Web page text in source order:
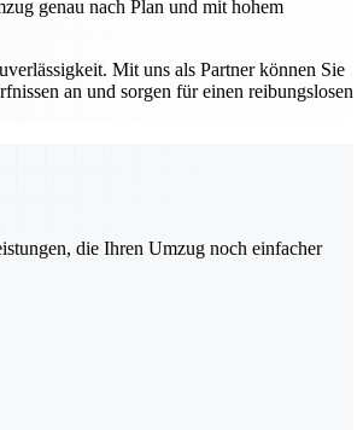
genau nach Plan und mit hohem
Mit uns als Partner können Sie
an und sorgen für einen reibungslosen
die Ihren Umzug noch einfacher